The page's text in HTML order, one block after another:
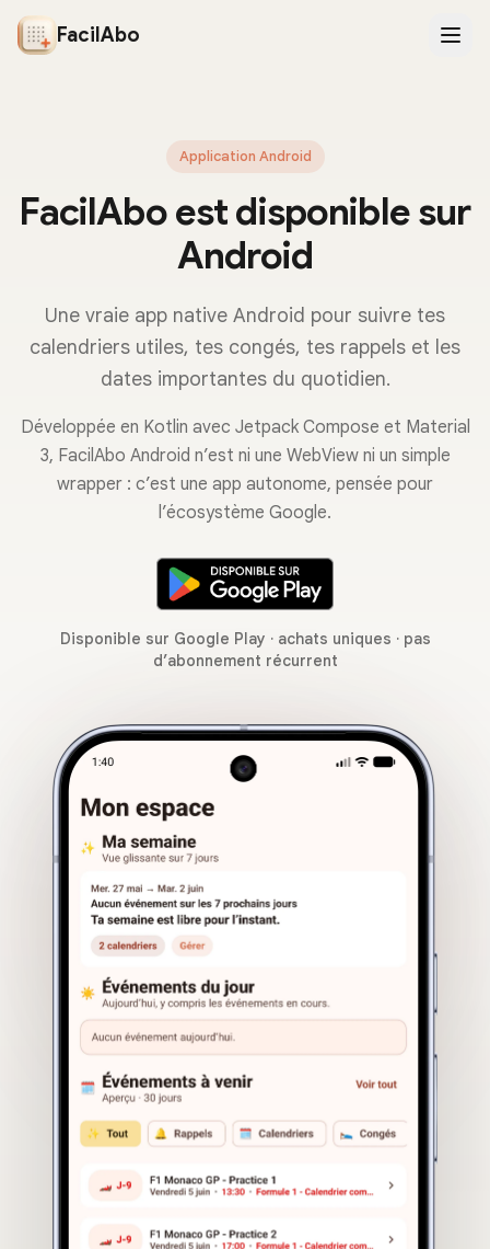
FacilAbo
Application Android
FacilAbo est disponible sur
Android
Une vraie app native Android pour suivre tes
calendriers utiles, tes congés, tes rappels et les
dates importantes du quotidien.
Développée en Kotlin avec Jetpack Compose et Material
3, FacilAbo Android n’est ni une WebView ni un simple
wrapper : c’est une app autonome, pensée pour
l’écosystème Google.
Disponible sur Google Play · achats uniques · pas
d’abonnement récurrent